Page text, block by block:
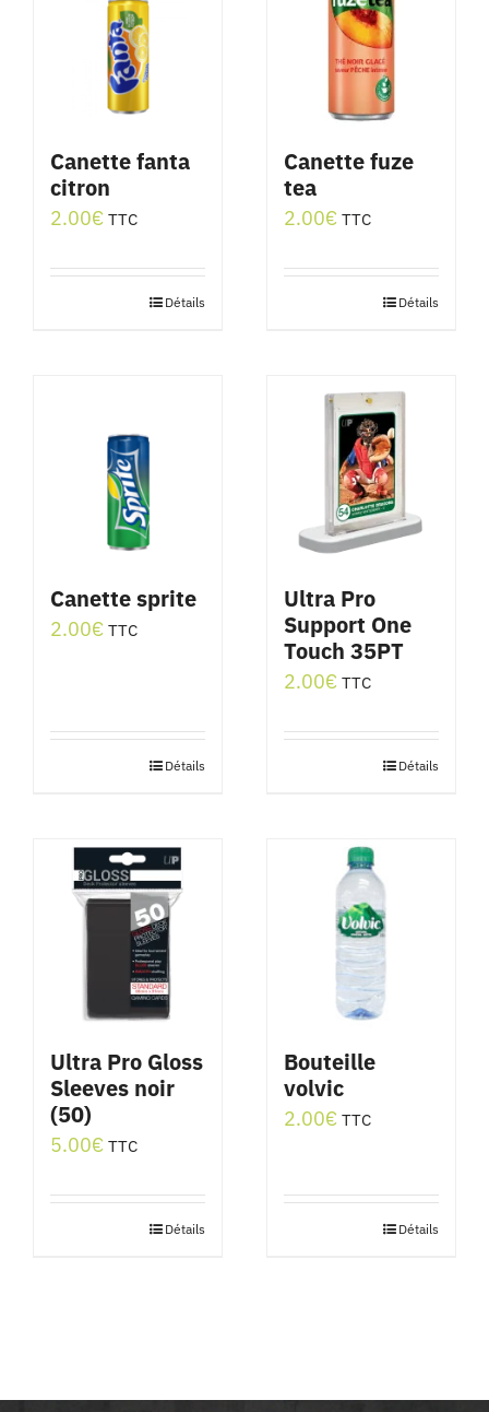
Canette fanta
citron
2.00€ TTC
Détails
Canette fuze
tea
2.00€ TTC
Détails
Canette sprite
2.00€ TTC
Détails
Ultra Pro
Support One
Touch 35PT
2.00€ TTC
plusieurs
variations.
options
peuvent
être
choisies
sur
page
Détails
Ultra Pro Gloss
Sleeves noir
(50)
5.00€ TTC
Détails
Bouteille
volvic
2.00€ TTC
Détails